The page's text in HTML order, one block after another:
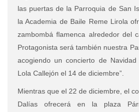
las puertas de la Parroquia de San
la Academia de Baile Reme Lirola
zambombá flamenca alrededor del
Protagonista será también nuestra
acogiendo un concierto de
Lola Callejón el 14 de diciembre”.
Mientras que el 22 de diciembre, el
Dalías ofrecerá en la plaza